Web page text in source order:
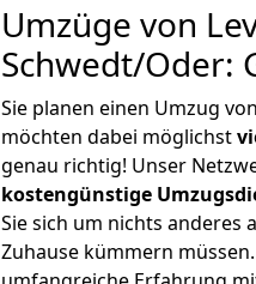
Umzüge von
Schwedt/Oder:
Sie planen einen Umzug
möchten dabei möglichst
genau richtig! Unser
kostengünstige
Sie sich um nichts anderes
Zuhause kümmern